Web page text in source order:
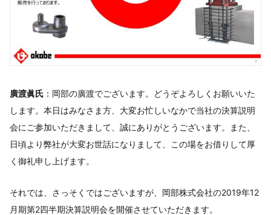
廣渡眞氏 ：岡部の廣渡でございます。どうぞよろしくお願いいた
します。本日はみなさま方、大変お忙しいなかで当社の決算説明
会にご参加いただきまして、誠にありがとうございます。また、
日頃より弊社が大変お世話になりまして、この場をお借りして厚
く御礼申し上げます。
それでは、さっそくではございますが、岡部株式会社の2019年12
月期第2四半期決算説明会を開催させていただきます。